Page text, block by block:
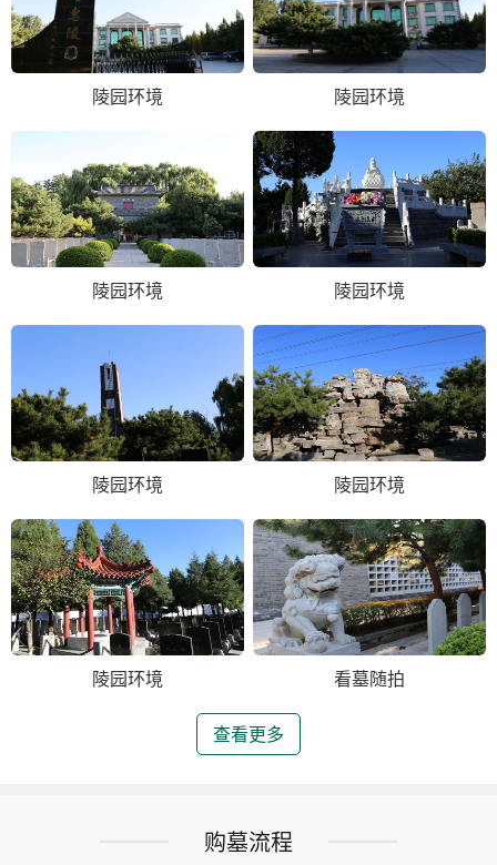
陵园环境 陵园环境
陵园环境 陵园环境
陵园环境 陵园环境
陵园环境 看墓随拍
查看更多
购墓流程